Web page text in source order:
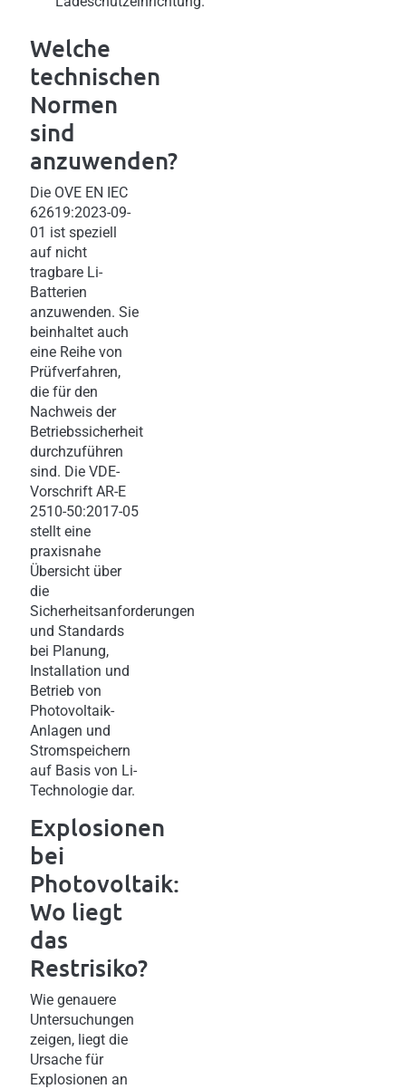
Welche
technischen
Normen
sind
anzuwenden?
Die OVE EN IEC
62619:2023-09-
01 ist speziell
auf nicht
tragbare Li-
Batterien
anzuwenden. Sie
beinhaltet auch
eine Reihe von
Prüfverfahren,
die für den
Nachweis der
Betriebssicherheit
durchzuführen
sind. Die VDE-
Vorschrift AR-E
2510-50:2017-05
stellt eine
praxisnahe
Übersicht über
die
Sicherheitsanforderungen
und Standards
bei Planung,
Installation und
Betrieb von
Photovoltaik-
Anlagen und
Stromspeichern
auf Basis von Li-
Technologie dar.
Explosionen
bei
Photovoltaik:
Wo liegt
das
Restrisiko?
Wie genauere
Untersuchungen
zeigen, liegt die
Ursache für
Explosionen an